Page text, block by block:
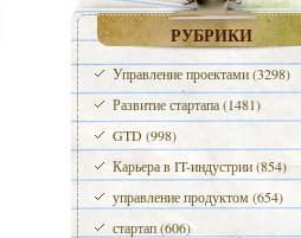
РУБРИКИ
Управление проектами (3298)
Развитие стартапа (1481)
GTD (998)
Карьера в IT-индустрии (854)
управление продуктом (654)
стартап (606)